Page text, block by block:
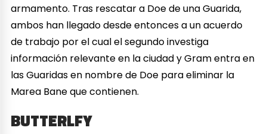
armamento. Tras rescatar a Doe de una Guarida,
ambos han llegado desde entonces a un acuerdo
de trabajo por el cual el segundo investiga
información relevante en la ciudad y Gram entra en
las Guaridas en nombre de Doe para eliminar la
Marea Bane que contienen.
BUTTERLFY